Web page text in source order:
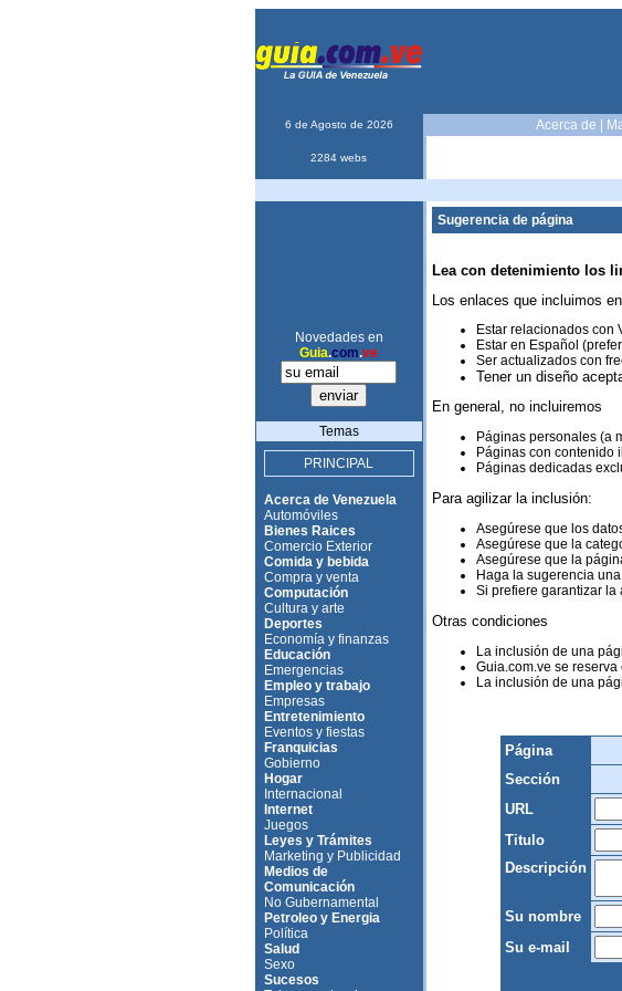
6 de Agosto de 2026 Acerca de
2284 webs
Novedades en
Guia.com.ve
Temas
PRINCIPAL
Acerca de Venezuela
Automóviles
Bienes Raices
Comercio Exterior
Comida y bebida
Compra y venta
Computación
Cultura y arte
Deportes
Economía y finanzas
Educación
Emergencias
Empleo y trabajo
Empresas
Entretenimiento
Eventos y fiestas
Franquicias
Gobierno
Hogar
Internacional
Internet
Juegos
Leyes y Trámites
Marketing y Publicidad
Medios de
Comunicación
No Gubernamental
Petroleo y Energia
Política
Salud
Sexo
Sucesos
Sugerencia de página
Lea con detenimiento los
Los enlaces que incluimos
Estar relacionados con
Estar en Español
Ser actualizados con
Tener un diseño
En general, no incluiremos
Páginas personales (a
Páginas con contenido
Páginas dedicadas
Para agilizar la inclusión:
Asegúrese que los
Asegúrese que la
Asegúrese que la
Haga la sugerencia
Si prefiere garantizar
Otras condiciones
La inclusión de una
Guia.com.ve se
La inclusión de una
Página
Sección
URL
Titulo
Descripción
Su nombre
Su e-mail